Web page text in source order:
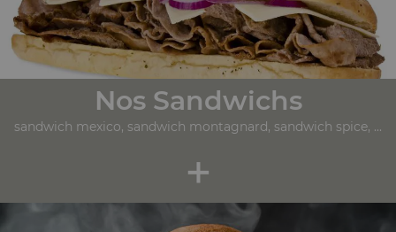
Nos Sandwichs
sandwich mexico, sandwich montagnard, sandwich spice, ...
+